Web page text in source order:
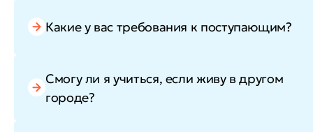
Какие у вас требования к поступающим?
Смогу ли я учиться, если живу в другом
городе?